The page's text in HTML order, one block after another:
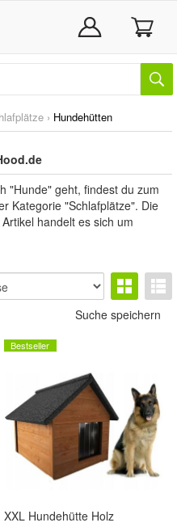
› Hundehütten
"Hunde" geht, findest du zum
Kategorie "Schlafplätze". Die
handelt es sich um
Suche speichern
Bestseller
XXL Hundehütte Holz